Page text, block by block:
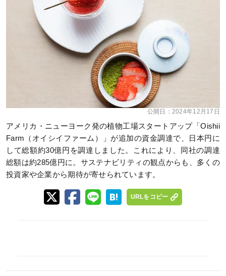
公開日： 2024年12月17日
アメリカ・ニューヨーク発の植物工場スタートアップ「Oishii
Farm（オイシイファーム）」が追加の資金調達で、日本円に
して総額約30億円を調達しました。これにより、同社の調達
総額は約285億円に。サステナビリティの観点からも、多くの
投資家や企業から期待が寄せられています。
URLをコピー